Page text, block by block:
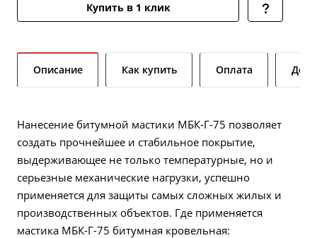
Купить в 1 клик
Описание Как купить Оплата
Нанесение битумной мастики МБК-Г-75 позволяет
создать прочнейшее и стабильное покрытие,
выдерживающее не только температурные, но и
серьезные механические нагрузки, успешно
применяется для защиты самых сложных жилых и
производственных объектов. Где применяется
мастика МБК-Г-75 битумная кровельная: